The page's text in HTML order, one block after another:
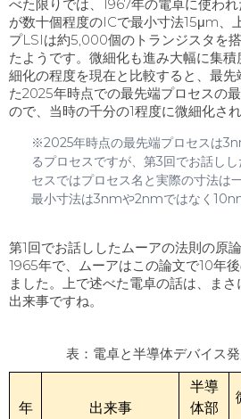
べた限りでは、 1967年の電卓に使わ
が数十個程度のICで最小寸法15μm、
プLSIは約5,000個のトランジスタを
たようです。微細化も進み大幅に集
細化の程度を現在と比較すると、最
た2025年時点での最先端プロセスの
ので、当時の千分の1程度に微細化さ
※2025年時点の最先端プロセスは
るプロセスですが、第3回でお話し
セスではプロセス名と実際の寸法は
最小寸法は3nmや2nmではなく
第1回でお話ししたムーアの法則の原
1965年で、ムーアはこの論文で10年
ました。上で述べた電卓の話は、ま
出来事ですね。
表：電卓と半導体デバイス
年 出来事
半導
体部